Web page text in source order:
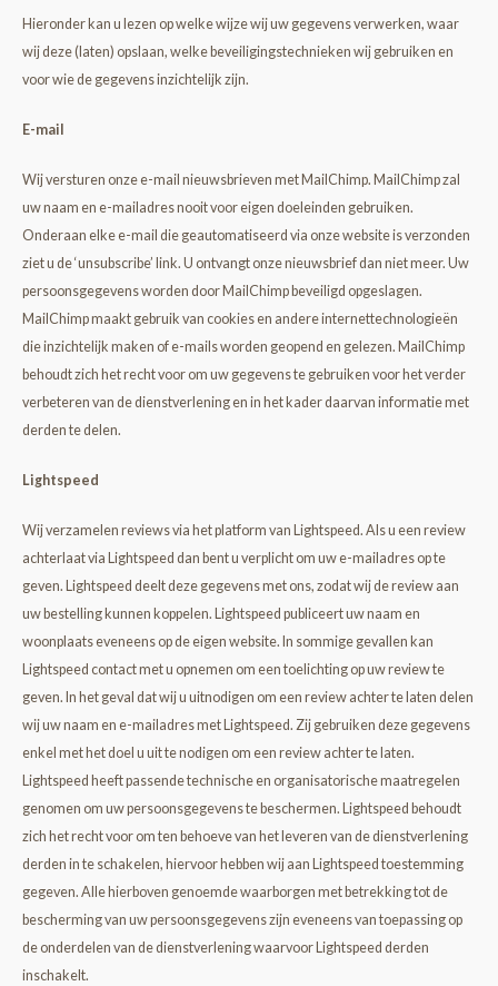
Hieronder kan u lezen op welke wijze wij uw gegevens verwerken, waar
wij deze (laten) opslaan, welke beveiligingstechnieken wij gebruiken en
voor wie de gegevens inzichtelijk zijn.
E-mail
Wij versturen onze e-mail nieuwsbrieven met MailChimp. MailChimp zal
uw naam en e-mailadres nooit voor eigen doeleinden gebruiken.
Onderaan elke e-mail die geautomatiseerd via onze website is verzonden
ziet u de ‘unsubscribe’ link. U ontvangt onze nieuwsbrief dan niet meer. Uw
persoonsgegevens worden door MailChimp beveiligd opgeslagen.
MailChimp maakt gebruik van cookies en andere internettechnologieën
die inzichtelijk maken of e-mails worden geopend en gelezen. MailChimp
behoudt zich het recht voor om uw gegevens te gebruiken voor het verder
verbeteren van de dienstverlening en in het kader daarvan informatie met
derden te delen.
Lightspeed
Wij verzamelen reviews via het platform van Lightspeed. Als u een review
achterlaat via Lightspeed dan bent u verplicht om uw e-mailadres op te
geven. Lightspeed deelt deze gegevens met ons, zodat wij de review aan
uw bestelling kunnen koppelen. Lightspeed publiceert uw naam en
woonplaats eveneens op de eigen website. In sommige gevallen kan
Lightspeed contact met u opnemen om een toelichting op uw review te
geven. In het geval dat wij u uitnodigen om een review achter te laten delen
wij uw naam en e-mailadres met Lightspeed. Zij gebruiken deze gegevens
enkel met het doel u uit te nodigen om een review achter te laten.
Lightspeed heeft passende technische en organisatorische maatregelen
genomen om uw persoonsgegevens te beschermen. Lightspeed behoudt
zich het recht voor om ten behoeve van het leveren van de dienstverlening
derden in te schakelen, hiervoor hebben wij aan Lightspeed toestemming
gegeven. Alle hierboven genoemde waarborgen met betrekking tot de
bescherming van uw persoonsgegevens zijn eveneens van toepassing op
de onderdelen van de dienstverlening waarvoor Lightspeed derden
inschakelt.